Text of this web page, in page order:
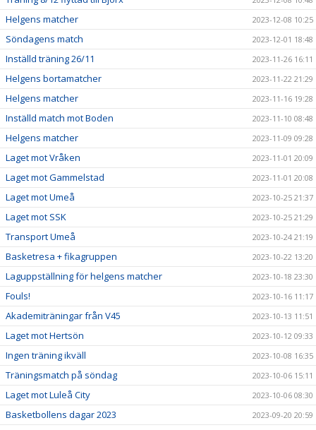
Helgens matcher 2023-12-08 10:25
Söndagens match 2023-12-01 18:48
Inställd träning 26/11 2023-11-26 16:11
Helgens bortamatcher 2023-11-22 21:29
Helgens matcher 2023-11-16 19:28
Inställd match mot Boden 2023-11-10 08:48
Helgens matcher 2023-11-09 09:28
Laget mot Vråken 2023-11-01 20:09
Laget mot Gammelstad 2023-11-01 20:08
Laget mot Umeå 2023-10-25 21:37
Laget mot SSK 2023-10-25 21:29
Transport Umeå 2023-10-24 21:19
Basketresa + fikagruppen 2023-10-22 13:20
Laguppställning för helgens matcher 2023-10-18 23:30
Fouls! 2023-10-16 11:17
Akademiträningar från V45 2023-10-13 11:51
Laget mot Hertsön 2023-10-12 09:33
Ingen träning ikväll 2023-10-08 16:35
Träningsmatch på söndag 2023-10-06 15:11
Laget mot Luleå City 2023-10-06 08:30
Basketbollens dagar 2023 2023-09-20 20:59